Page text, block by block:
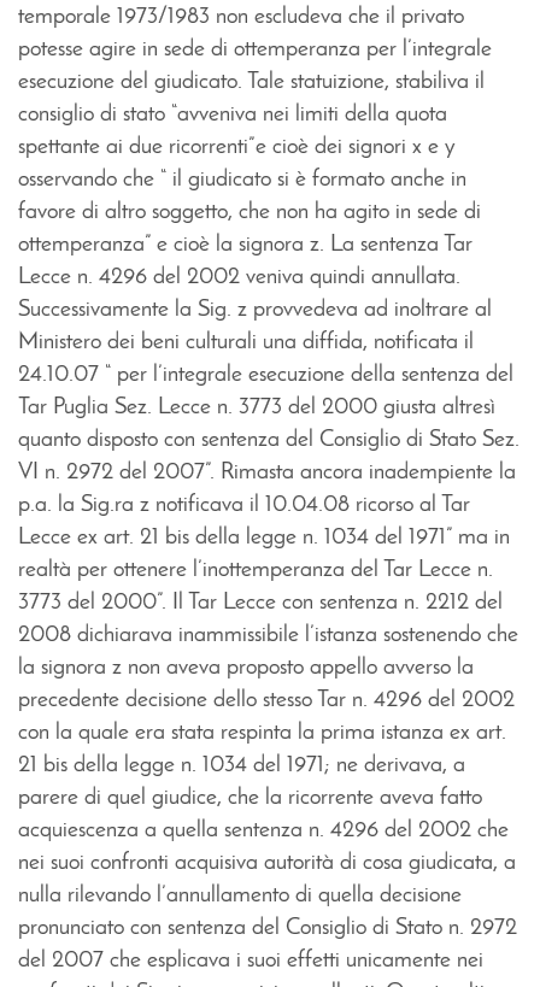
temporale 1973/1983 non escludeva che il privato
potesse agire in sede di ottemperanza per l’integrale
esecuzione del giudicato. Tale statuizione, stabiliva il
consiglio di stato “avveniva nei limiti della quota
spettante ai due ricorrenti”e cioè dei signori x e y
osservando che “ il giudicato si è formato anche in
favore di altro soggetto, che non ha agito in sede di
ottemperanza” e cioè la signora z. La sentenza Tar
Lecce n. 4296 del 2002 veniva quindi annullata.
Successivamente la Sig. z provvedeva ad inoltrare al
Ministero dei beni culturali una diffida, notificata il
24.10.07 “ per l’integrale esecuzione della sentenza del
Tar Puglia Sez. Lecce n. 3773 del 2000 giusta altresì
quanto disposto con sentenza del Consiglio di Stato Sez.
VI n. 2972 del 2007”. Rimasta ancora inadempiente la
p.a. la Sig.ra z notificava il 10.04.08 ricorso al Tar
Lecce ex art. 21 bis della legge n. 1034 del 1971” ma in
realtà per ottenere l’inottemperanza del Tar Lecce n.
3773 del 2000”. Il Tar Lecce con sentenza n. 2212 del
2008 dichiarava inammissibile l’istanza sostenendo che
la signora z non aveva proposto appello avverso la
precedente decisione dello stesso Tar n. 4296 del 2002
con la quale era stata respinta la prima istanza ex art.
21 bis della legge n. 1034 del 1971; ne derivava, a
parere di quel giudice, che la ricorrente aveva fatto
acquiescenza a quella sentenza n. 4296 del 2002 che
nei suoi confronti acquisiva autorità di cosa giudicata, a
nulla rilevando l’annullamento di quella decisione
pronunciato con sentenza del Consiglio di Stato n. 2972
del 2007 che esplicava i suoi effetti unicamente nei